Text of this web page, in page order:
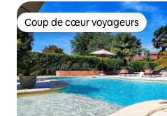
Coup de cœur voyageurs
Coup de cœur voyageurs